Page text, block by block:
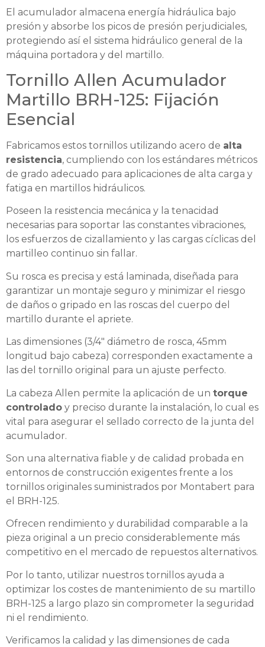
El acumulador almacena energía hidráulica bajo
presión y absorbe los picos de presión perjudiciales,
protegiendo así el sistema hidráulico general de la
máquina portadora y del martillo.
Tornillo Allen Acumulador
Martillo BRH-125: Fijación
Esencial
Fabricamos estos tornillos utilizando acero de alta
resistencia, cumpliendo con los estándares métricos
de grado adecuado para aplicaciones de alta carga y
fatiga en martillos hidráulicos.
Poseen la resistencia mecánica y la tenacidad
necesarias para soportar las constantes vibraciones,
los esfuerzos de cizallamiento y las cargas cíclicas del
martilleo continuo sin fallar.
Su rosca es precisa y está laminada, diseñada para
garantizar un montaje seguro y minimizar el riesgo
de daños o gripado en las roscas del cuerpo del
martillo durante el apriete.
Las dimensiones (3/4″ diámetro de rosca, 45mm
longitud bajo cabeza) corresponden exactamente a
las del tornillo original para un ajuste perfecto.
La cabeza Allen permite la aplicación de un torque
controlado y preciso durante la instalación, lo cual es
vital para asegurar el sellado correcto de la junta del
acumulador.
Son una alternativa fiable y de calidad probada en
entornos de construcción exigentes frente a los
tornillos originales suministrados por Montabert para
el BRH-125.
Ofrecen rendimiento y durabilidad comparable a la
pieza original a un precio considerablemente más
competitivo en el mercado de repuestos alternativos.
Por lo tanto, utilizar nuestros tornillos ayuda a
optimizar los costes de mantenimiento de su martillo
BRH-125 a largo plazo sin comprometer la seguridad
ni el rendimiento.
Verificamos la calidad y las dimensiones de cada